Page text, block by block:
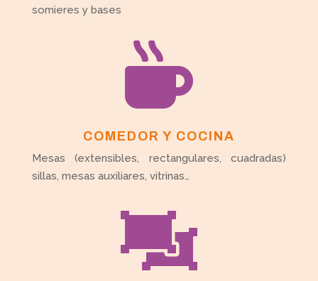
somieres y bases

COMEDOR Y COCINA
Mesas (extensibles, rectangulares, cuadradas)
sillas, mesas auxiliares, vitrinas…
